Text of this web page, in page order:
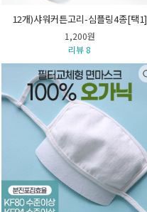
12개)샤워커튼고리-심플링4종[택1]
1,200원
리뷰 8